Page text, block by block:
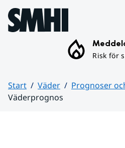
Hoppa till sidans innehåll
Risk för
Start Väder
Prognoser
Väderprognos